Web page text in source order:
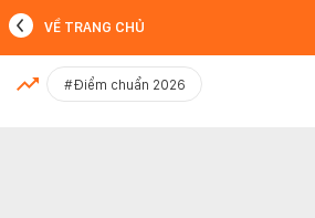
MỚI NHẤT
VỀ TRANG CHỦ
#Điểm chuẩn 2026